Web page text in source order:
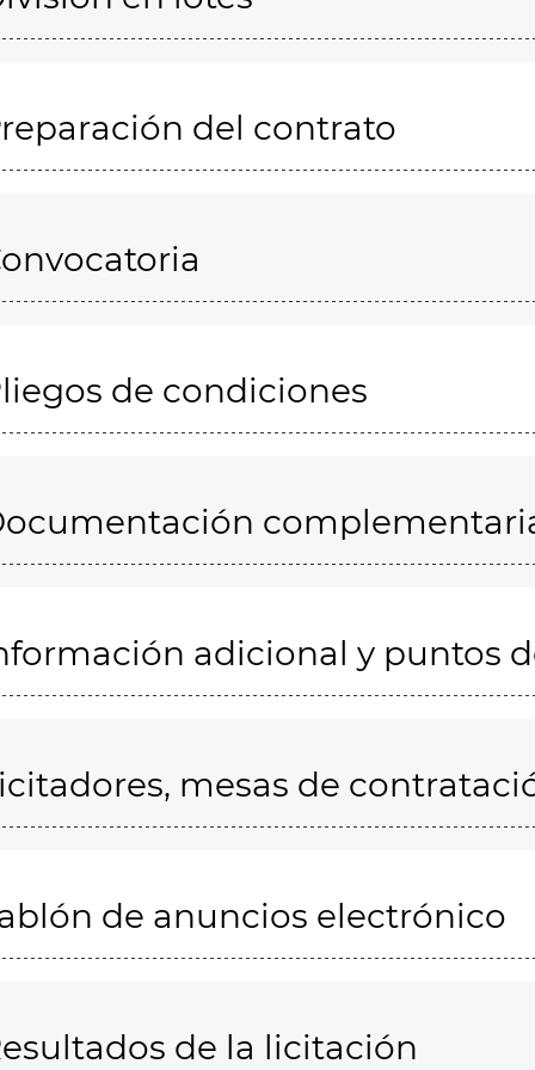
del contrato
de condiciones
adicional y puntos
mesas de
de anuncios electrónico
de la licitación